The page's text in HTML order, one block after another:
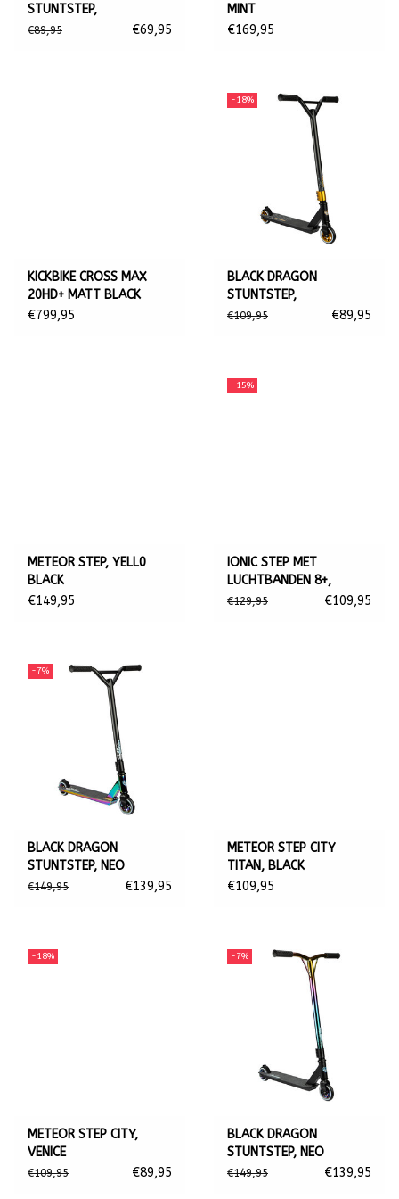
STUNTSTEP,
BLAUW/ZWART
€89,95 €69,95
MINT
€169,95
KICKBIKE CROSS MAX
20HD+ MATT BLACK
(HYDRAULIC)
€799,95
-18%
BLACK DRAGON
STUNTSTEP,
GOUD/ZWART
€109,95 €89,95
METEOR STEP, YELL0
BLACK
€149,95
-15%
IONIC STEP MET
LUCHTBANDEN 8+,
GRIJS/WIT
€129,95 €109,95
-7%
BLACK DRAGON
STUNTSTEP, NEO
CHROMIAN
€149,95 €139,95
METEOR STEP CITY
TITAN, BLACK
€109,95
-18%
METEOR STEP CITY,
VENICE
€109,95 €89,95
-7%
BLACK DRAGON
STUNTSTEP, NEO
CHROMAGNON
€149,95 €139,95